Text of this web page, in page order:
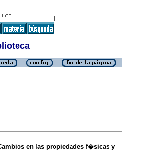
en las propiedades f�sicas y